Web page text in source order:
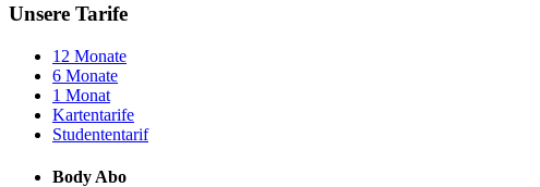
Unsere Tarife
12 Monate
6 Monate
1 Monat
Kartentarife
Studententarif
Body Abo